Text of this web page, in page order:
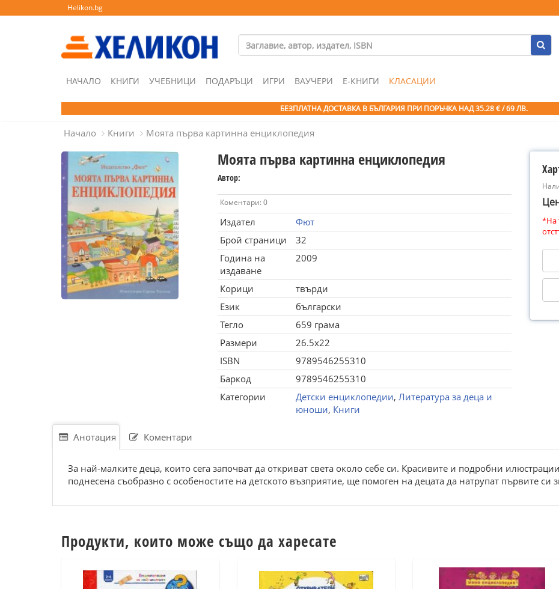
Helikon.bg
НАЧАЛО КНИГИ УЧЕБНИЦИ ПОДАРЪЦИ ИГРИ ВАУЧЕРИ Е-КНИГИ КЛАСАЦИИ
БЕЗПЛАТНА ДОСТАВКА В БЪЛГАРИЯ ПРИ ПОРЪЧКА НАД 35.28 € / 69 ЛВ.
Начало Книги Моята първа картинна енциклопедия
Моята първа картинна енциклопедия
Автор:
Коментари: 0
Издател
Фют
Брой страници
32
Година на
издаване
2009
Корици
твърди
Език
български
Тегло
659 грама
Размери
26.5x22
ISBN
9789546255310
Баркод
9789546255310
Категории
Детски енциклопедии, Литература за деца и
юноши, Книги
*На
Анотация Коментари
За най-малките деца, които сега започват да откриват света около себе си. Красивите и подробни
поднесена съобразно с особеностите на детското възприятие, ще помоген на децата да натрупат първите си
Продукти, които може също да харесате